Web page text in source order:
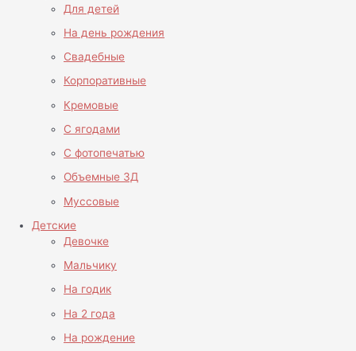
Для детей
На день рождения
Свадебные
Корпоративные
Кремовые
С ягодами
С фотопечатью
Объемные 3Д
Муссовые
Детские
Девочке
Мальчику
На годик
На 2 года
На рождение